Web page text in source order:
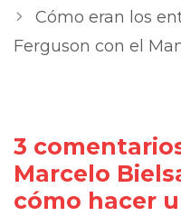
Cómo eran los
Ferguson con el
3
Marcelo
cómo hacer